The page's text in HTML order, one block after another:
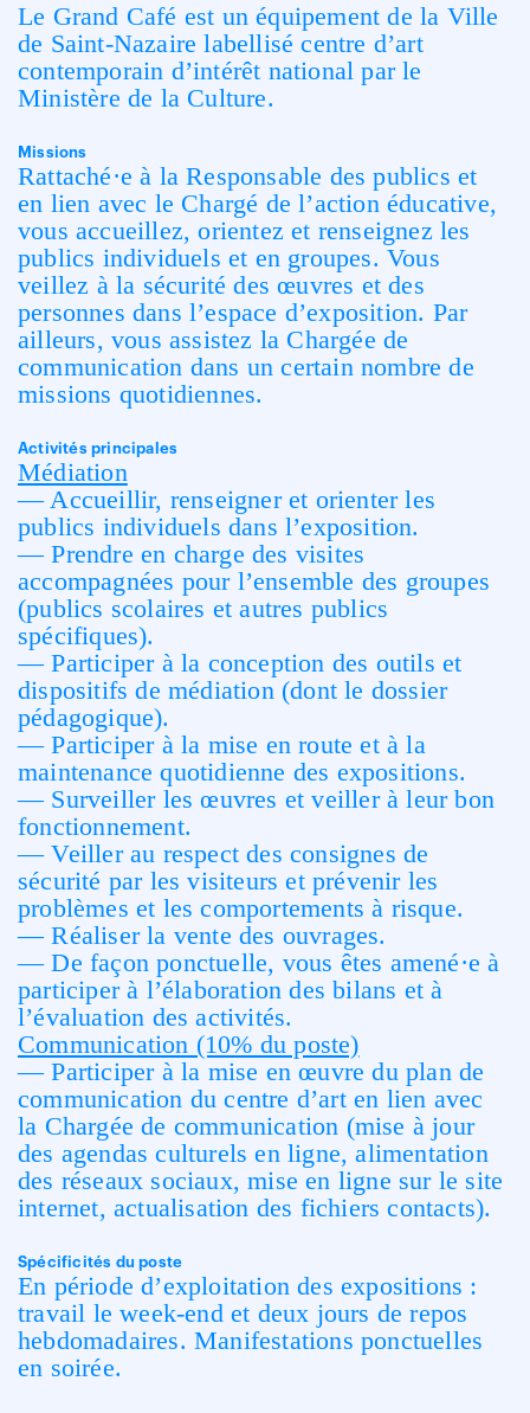
Le Grand Café est un équipement de la Ville
de Saint-Nazaire labellisé centre d’art
contemporain d’intérêt national par le
Ministère de la Culture.
Missions
Rattaché·e à la Responsable des publics et
en lien avec le Chargé de l’action éducative,
vous accueillez, orientez et renseignez les
publics individuels et en groupes. Vous
veillez à la sécurité des œuvres et des
personnes dans l’espace d’exposition. Par
ailleurs, vous assistez la Chargée de
communication dans un certain nombre de
missions quotidiennes.
Activités principales
Médiation
— Accueillir, renseigner et orienter les
publics individuels dans l’exposition.
— Prendre en charge des visites
accompagnées pour l’ensemble des groupes
(publics scolaires et autres publics
spécifiques).
— Participer à la conception des outils et
dispositifs de médiation (dont le dossier
pédagogique).
— Participer à la mise en route et à la
maintenance quotidienne des expositions.
— Surveiller les œuvres et veiller à leur bon
fonctionnement.
— Veiller au respect des consignes de
sécurité par les visiteurs et prévenir les
problèmes et les comportements à risque.
— Réaliser la vente des ouvrages.
— De façon ponctuelle, vous êtes amené·e à
participer à l’élaboration des bilans et à
l’évaluation des activités.
Communication (10% du poste)
— Participer à la mise en œuvre du plan de
communication du centre d’art en lien avec
la Chargée de communication (mise à jour
des agendas culturels en ligne, alimentation
des réseaux sociaux, mise en ligne sur le site
internet, actualisation des fichiers contacts).
Spécificités du poste
En période d’exploitation des expositions :
travail le week-end et deux jours de repos
hebdomadaires. Manifestations ponctuelles
en soirée.